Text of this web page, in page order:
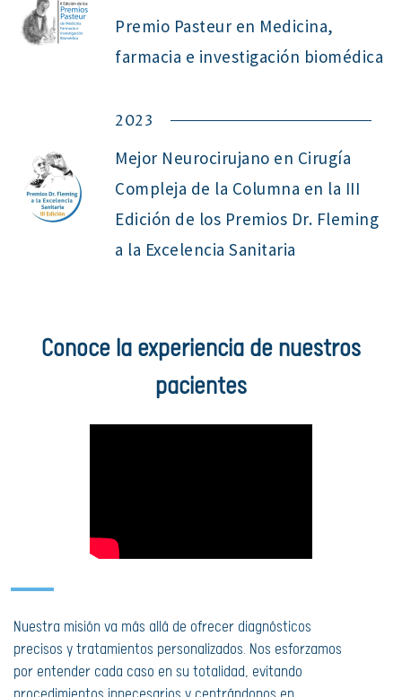
Premio Pasteur en Medicina,
farmacia e investigación biomédica
2023
Mejor Neurocirujano en Cirugía
Compleja de la Columna en la III
Edición de los Premios Dr. Fleming
a la Excelencia Sanitaria
Conoce la experiencia de nuestros
pacientes​
Nuestra misión va más allá de ofrecer diagnósticos
precisos y tratamientos personalizados. Nos esforzamos
por entender cada caso en su totalidad, evitando